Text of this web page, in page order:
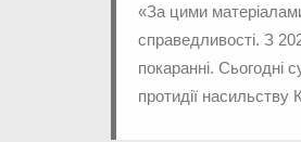
«За цими
справедливості. З
покаранні. Сьогодні
протидії насильству